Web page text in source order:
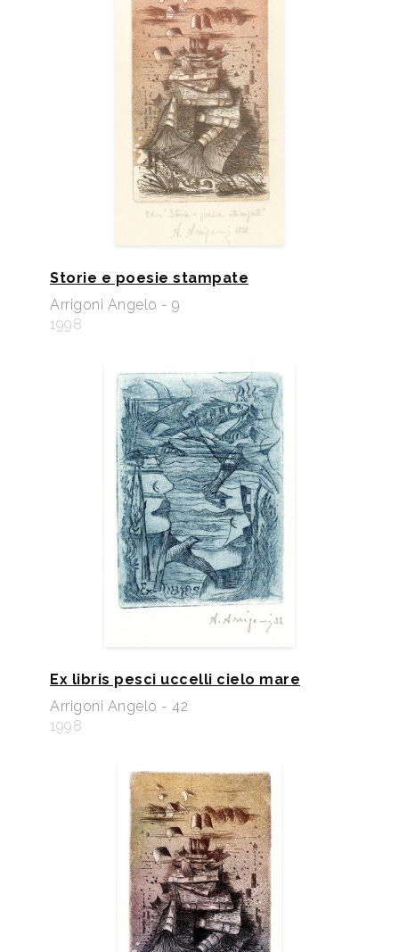
Storie e poesie stampate
Arrigoni Angelo - 9
1998
Ex libris pesci uccelli cielo mare
Arrigoni Angelo - 42
1998